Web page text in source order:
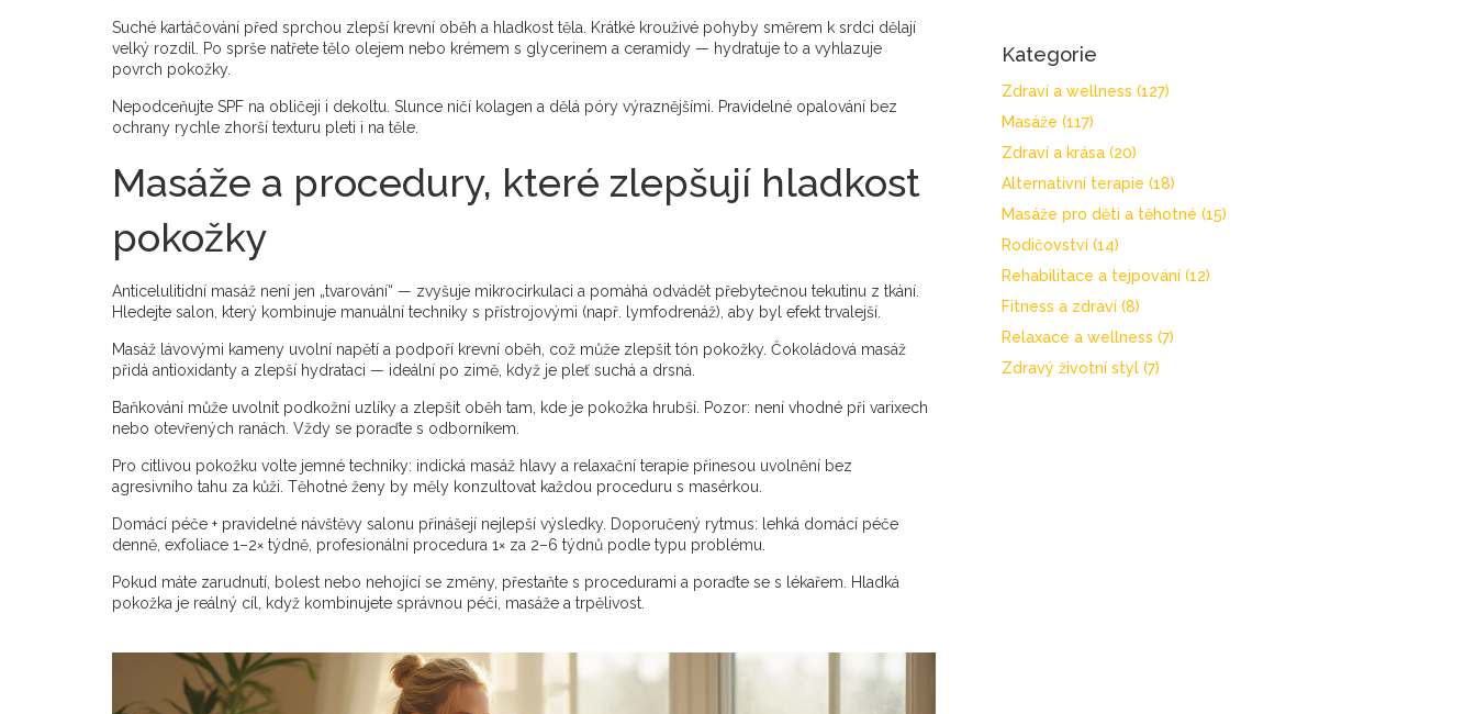
Suché kartáčování před sprchou zlepší krevní oběh a hladkost těla. Krátké krouživé pohyby směrem k srdci dělají
velký rozdíl. Po sprše natřete tělo olejem nebo krémem s glycerinem a ceramidy — hydratuje to a vyhlazuje
povrch pokožky.
Nepodceňujte SPF na obličeji i dekoltu. Slunce ničí kolagen a dělá póry výraznějšími. Pravidelné opalování bez
ochrany rychle zhorší texturu pleti i na těle.
Masáže a procedury, které zlepšují hladkost
pokožky
Anticelulitidní masáž není jen „tvarování“ — zvyšuje mikrocirkulaci a pomáhá odvádět přebytečnou tekutinu z tkání.
Hledejte salon, který kombinuje manuální techniky s přístrojovými (např. lymfodrenáž), aby byl efekt trvalejší.
Masáž lávovými kameny uvolní napětí a podpoří krevní oběh, což může zlepšit tón pokožky. Čokoládová masáž
přidá antioxidanty a zlepší hydrataci — ideální po zimě, když je pleť suchá a drsná.
Baňkování může uvolnit podkožní uzlíky a zlepšit oběh tam, kde je pokožka hrubší. Pozor: není vhodné při varixech
nebo otevřených ranách. Vždy se poraďte s odborníkem.
Pro citlivou pokožku volte jemné techniky: indická masáž hlavy a relaxační terapie přinesou uvolnění bez
agresivního tahu za kůži. Těhotné ženy by měly konzultovat každou proceduru s masérkou.
Domácí péče + pravidelné návštěvy salonu přinášejí nejlepší výsledky. Doporučený rytmus: lehká domácí péče
denně, exfoliace 1–2× týdně, profesionální procedura 1× za 2–6 týdnů podle typu problému.
Pokud máte zarudnutí, bolest nebo nehojící se změny, přestaňte s procedurami a poraďte se s lékařem. Hladká
pokožka je reálný cíl, když kombinujete správnou péči, masáže a trpělivost.
Kategorie
Zdraví a wellness (127)
Masáže (117)
Zdraví a krása (20)
Alternativní terapie (18)
Masáže pro děti a těhotné (15)
Rodičovství (14)
Rehabilitace a tejpování (12)
Fitness a zdraví (8)
Relaxace a wellness (7)
Zdravý životní styl (7)